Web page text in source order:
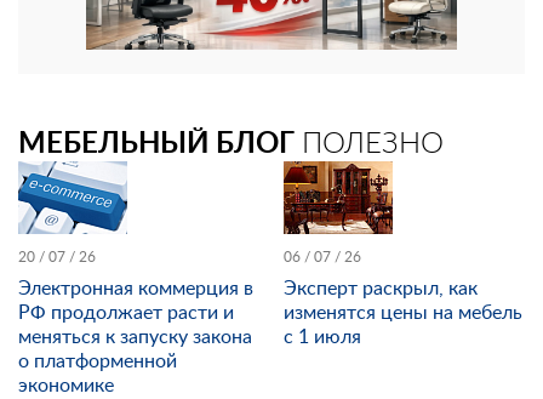
МЕБЕЛЬНЫЙ БЛОГ ПОЛЕЗНО
20 / 07 / 26
Электронная коммерция в
РФ продолжает расти и
меняться к запуску закона
о платформенной
экономике
06 / 07 / 26
Эксперт раскрыл, как
изменятся цены на мебель
с 1 июля